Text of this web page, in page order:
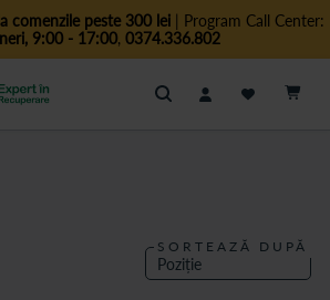
comenzile peste 300 lei| Program Call Center:
9:00 - 17:00, 0374.336.802
Cautare
SORTEAZĂ DUPĂ